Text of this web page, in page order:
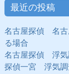
最近の投稿
名古屋探偵 名古
る場合
名古屋探偵 浮
探偵一宮 浮気調